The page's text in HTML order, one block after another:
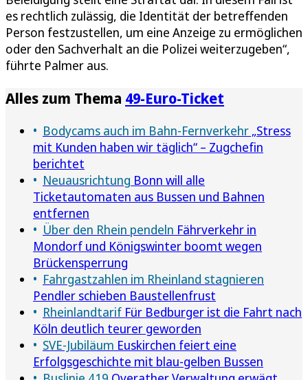
es rechtlich zulässig, die Identität der betreffenden
Person festzustellen, um eine Anzeige zu ermöglichen
oder den Sachverhalt an die Polizei weiterzugeben“,
führte Palmer aus.
Alles zum Thema 49-Euro-Ticket
Bodycams auch im Bahn-Fernverkehr „Stress
mit Kunden haben wir täglich“ – Zugchefin
berichtet
Neuausrichtung Bonn will alle
Ticketautomaten aus Bussen und Bahnen
entfernen
Über den Rhein pendeln Fährverkehr in
Mondorf und Königswinter boomt wegen
Brückensperrung
Fahrgastzahlen im Rheinland stagnieren
Pendler schieben Baustellenfrust
Rheinlandtarif Für Bedburger ist die Fahrt nach
Köln deutlich teurer geworden
SVE-Jubiläum Euskirchen feiert eine
Erfolgsgeschichte mit blau-gelben Bussen